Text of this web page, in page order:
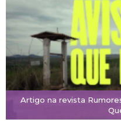
Artigo na revista